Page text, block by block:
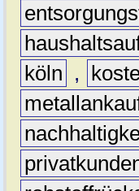
köln
,